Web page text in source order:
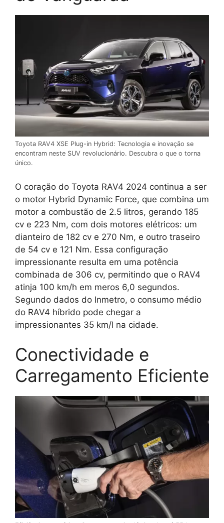
Toyota RAV4 XSE Plug-in Hybrid: Tecnologia e inovação se
encontram neste SUV revolucionário. Descubra o que o torna
único.
O coração do Toyota RAV4 2024 continua a ser
o motor Hybrid Dynamic Force, que combina um
motor a combustão de 2.5 litros, gerando 185
cv e 223 Nm, com dois motores elétricos: um
dianteiro de 182 cv e 270 Nm, e outro traseiro
de 54 cv e 121 Nm. Essa configuração
impressionante resulta em uma potência
combinada de 306 cv, permitindo que o RAV4
atinja 100 km/h em meros 6,0 segundos.
Segundo dados do Inmetro, o consumo médio
do RAV4 híbrido pode chegar a
impressionantes 35 km/l na cidade.
Conectividade e
Carregamento Eficiente